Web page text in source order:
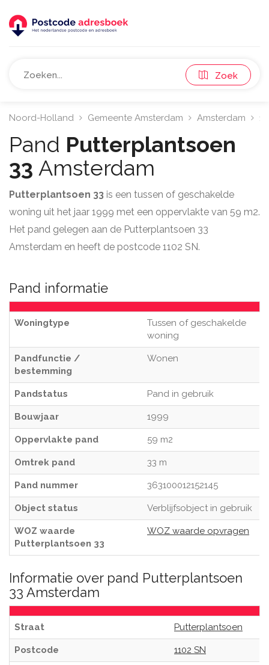
Zoek
Noord-Holland Gemeente Amsterdam Amsterdam
Pand Putterplantsoen
33 Amsterdam
Putterplantsoen 33 is een tussen of geschakelde
woning uit het jaar 1999 met een oppervlakte van 59 m2.
Het pand gelegen aan de Putterplantsoen 33
Amsterdam en heeft de postcode 1102 SN.
Pand informatie
Woningtype
Tussen of geschakelde
woning
Pandfunctie /
bestemming
Wonen
Pandstatus Pand in gebruik
Bouwjaar 1999
Oppervlakte pand 59 m2
Omtrek pand 33 m
Pand nummer 363100012152145
Object status Verblijfsobject in gebruik
WOZ waarde
Putterplantsoen 33
WOZ waarde opvragen
Informatie over pand Putterplantsoen
33 Amsterdam
Straat Putterplantsoen
Postcode 1102 SN